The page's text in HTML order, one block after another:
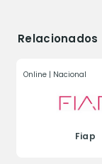
Relacionados
Online | Nacional
Fiap